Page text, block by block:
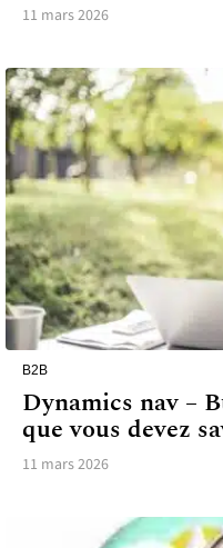
11 mars 2026
B2B
Dynamics nav –
que vous devez
11 mars 2026